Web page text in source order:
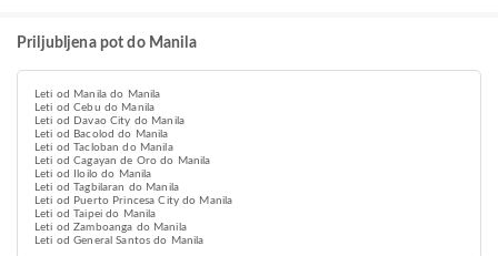
Priljubljena pot do Manila
Leti od Manila do Manila
Leti od Cebu do Manila
Leti od Davao City do Manila
Leti od Bacolod do Manila
Leti od Tacloban do Manila
Leti od Cagayan de Oro do Manila
Leti od Iloilo do Manila
Leti od Tagbilaran do Manila
Leti od Puerto Princesa City do Manila
Leti od Taipei do Manila
Leti od Zamboanga do Manila
Leti od General Santos do Manila